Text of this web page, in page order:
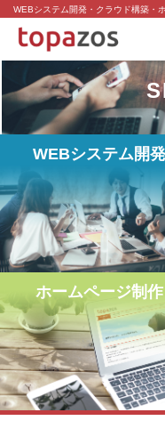
WEBシステム開発・クラウド構築・
WEBシステム開発
ホームページ制作